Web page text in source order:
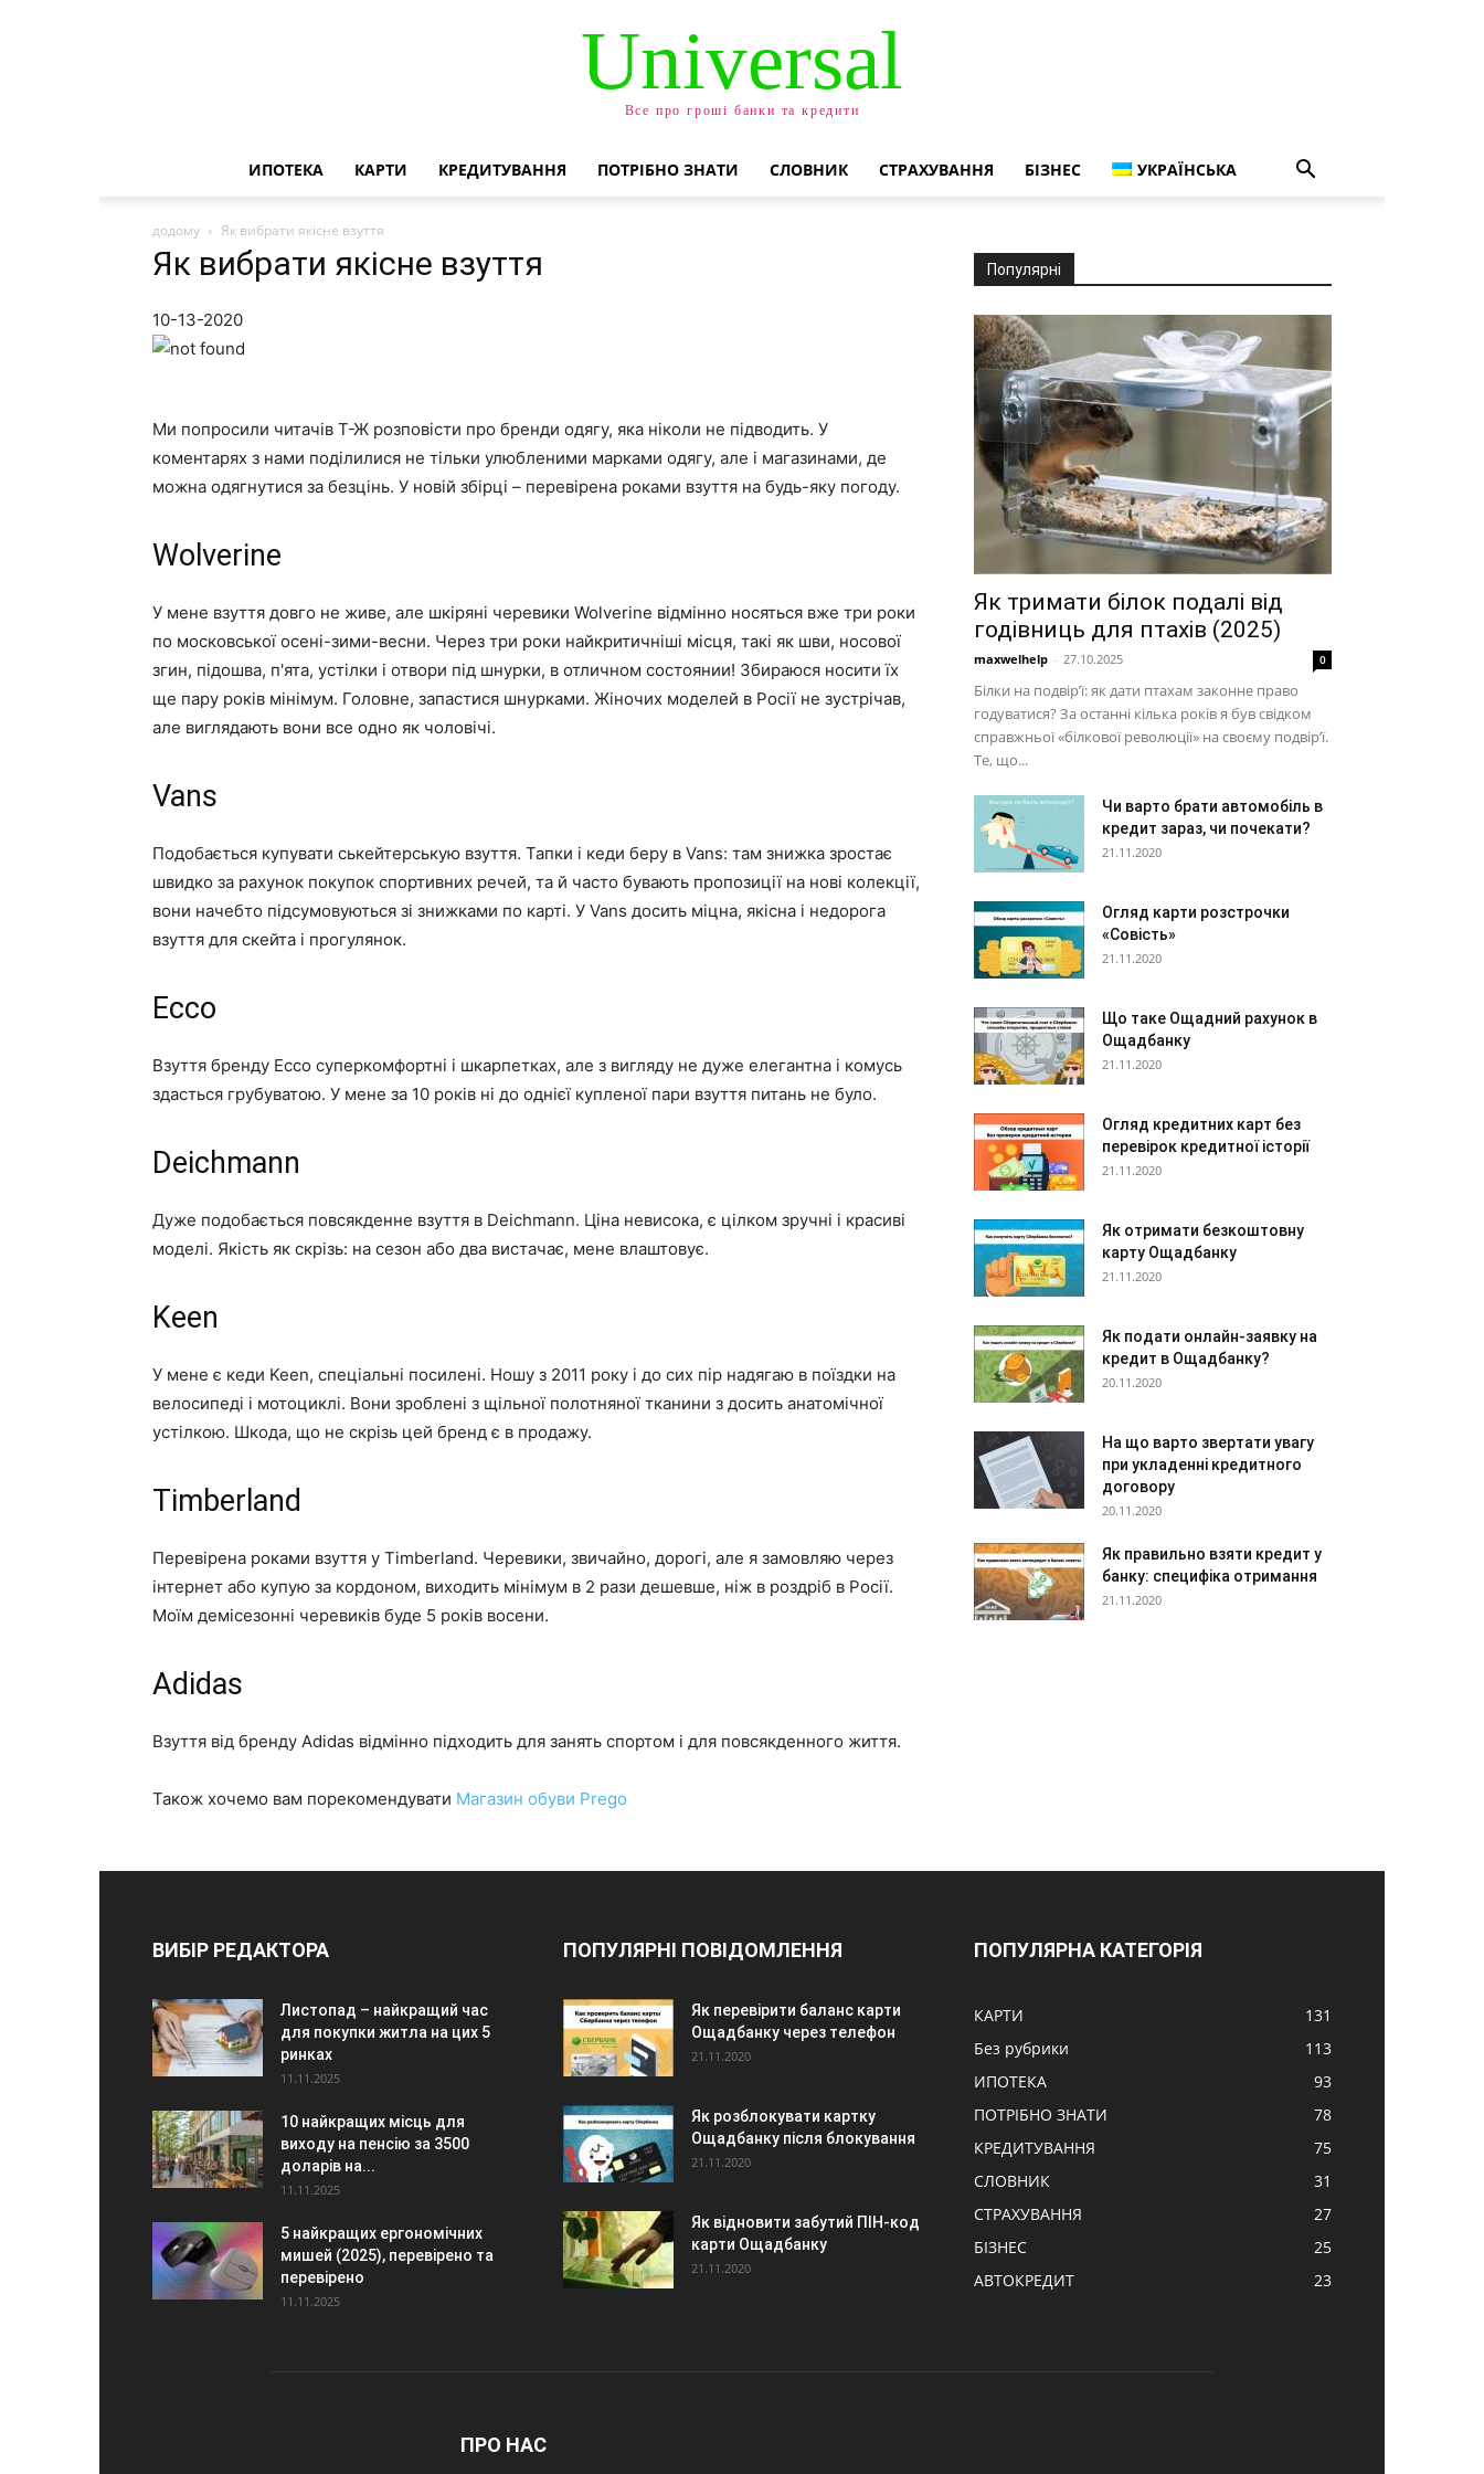
Universal
Все про гроші банки та кредити
ИПОТЕКА КАРТИ КРЕДИТУВАННЯ ПОТРІБНО ЗНАТИ СЛОВНИК СТРАХУВАННЯ БІЗНЕС УКРАЇНСЬКА
додому Як вибрати якісне взуття
Як вибрати якісне взуття
10-13-2020
Ми попросили читачів Т-Ж розповісти про бренди одягу, яка ніколи не підводить. У
коментарях з нами поділилися не тільки улюбленими марками одягу, але і магазинами, де
можна одягнутися за безцінь. У новій збірці – перевірена роками взуття на будь-яку погоду.
Wolverine
У мене взуття довго не живе, але шкіряні черевики Wolverine відмінно носяться вже три роки
по московської осені-зими-весни. Через три роки найкритичніші місця, такі як шви, носової
згин, підошва, п'ята, устілки і отвори під шнурки, в отличном состоянии! Збираюся носити їх
ще пару років мінімум. Головне, запастися шнурками. Жіночих моделей в Росії не зустрічав,
але виглядають вони все одно як чоловічі.
Vans
Подобається купувати ськейтерськую взуття. Тапки і кеди беру в Vans: там знижка зростає
швидко за рахунок покупок спортивних речей, та й часто бувають пропозиції на нові колекції,
вони начебто підсумовуються зі знижками по карті. У Vans досить міцна, якісна і недорога
взуття для скейта і прогулянок.
Ecco
Взуття бренду Ecco суперкомфортні і шкарпетках, але з вигляду не дуже елегантна і комусь
здасться грубуватою. У мене за 10 років ні до однієї купленої пари взуття питань не було.
Deichmann
Дуже подобається повсякденне взуття в Deichmann. Ціна невисока, є цілком зручні і красиві
моделі. Якість як скрізь: на сезон або два вистачає, мене влаштовує.
Keen
У мене є кеди Keen, спеціальні посилені. Ношу з 2011 року і до сих пір надягаю в поїздки на
велосипеді і мотоциклі. Вони зроблені з щільної полотняної тканини з досить анатомічної
устілкою. Шкода, що не скрізь цей бренд є в продажу.
Timberland
Перевірена роками взуття у Timberland. Черевики, звичайно, дорогі, але я замовляю через
інтернет або купую за кордоном, виходить мінімум в 2 рази дешевше, ніж в роздріб в Росії.
Моїм демісезонні черевиків буде 5 років восени.
Adidas
Взуття від бренду Adidas відмінно підходить для занять спортом і для повсякденного життя.
Також хочемо вам порекомендувати Магазин обуви Prego
Популярні
Як тримати білок подалі від
годівниць для птахів (2025)
maxwelhelp - 27.10.2025 0
Білки на подвір’ї: як дати птахам законне право
годуватися? За останні кілька років я був свідком
справжньої «білкової революції» на своєму подвір’ї.
Те, що...
Чи варто брати автомобіль в
кредит зараз, чи почекати?
21.11.2020
Огляд карти розстрочки
«Совість»
21.11.2020
Що таке Ощадний рахунок в
Ощадбанку
21.11.2020
Огляд кредитних карт без
перевірок кредитної історії
21.11.2020
Як отримати безкоштовну
карту Ощадбанку
21.11.2020
Як подати онлайн-заявку на
кредит в Ощадбанку?
20.11.2020
На що варто звертати увагу
при укладенні кредитного
договору
20.11.2020
Як правильно взяти кредит у
банку: специфіка отримання
21.11.2020
ВИБІР РЕДАКТОРА
Листопад – найкращий час
для покупки житла на цих 5
ринках
11.11.2025
10 найкращих місць для
виходу на пенсію за 3500
доларів на...
11.11.2025
5 найкращих ергономічних
мишей (2025), перевірено та
перевірено
11.11.2025
ПОПУЛЯРНІ ПОВІДОМЛЕННЯ
Як перевірити баланс карти
Ощадбанку через телефон
21.11.2020
Як розблокувати картку
Ощадбанку після блокування
21.11.2020
Як відновити забутий ПІН-код
карти Ощадбанку
21.11.2020
ПОПУЛЯРНА КАТЕГОРІЯ
КАРТИ
131
Без рубрики
113
ИПОТЕКА
93
ПОТРІБНО ЗНАТИ
78
КРЕДИТУВАННЯ
75
СЛОВНИК
31
СТРАХУВАННЯ
27
БІЗНЕС
25
АВТОКРЕДИТ
23
ПРО НАС